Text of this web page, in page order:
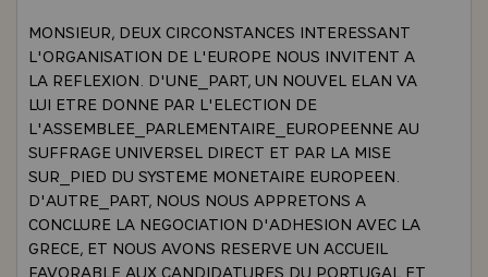
MONSIEUR, DEUX CIRCONSTANCES INTERESSANT
L'ORGANISATION DE L'EUROPE NOUS INVITENT A
LA REFLEXION. D'UNE_PART, UN NOUVEL ELAN VA
LUI ETRE DONNE PAR L'ELECTION DE
L'ASSEMBLEE_PARLEMENTAIRE_EUROPEENNE AU
SUFFRAGE UNIVERSEL DIRECT ET PAR LA MISE
SUR_PIED DU SYSTEME MONETAIRE EUROPEEN.
D'AUTRE_PART, NOUS NOUS APPRETONS A
CONCLURE LA NEGOCIATION D'ADHESION AVEC LA
GRECE, ET NOUS AVONS RESERVE UN ACCUEIL
FAVORABLE AUX CANDIDATURES DU PORTUGAL ET